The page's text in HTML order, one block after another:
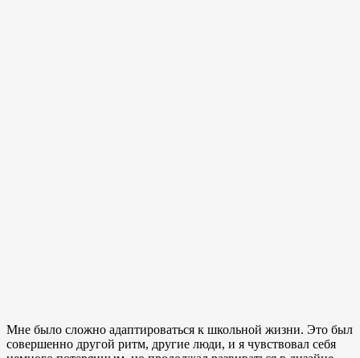
Мне было сложно адаптироваться к школьной жизни. Это был
совершенно другой ритм, другие люди, и я чувствовал себя